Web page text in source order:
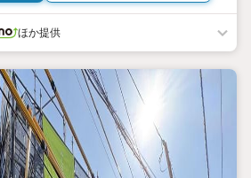
ほか提供